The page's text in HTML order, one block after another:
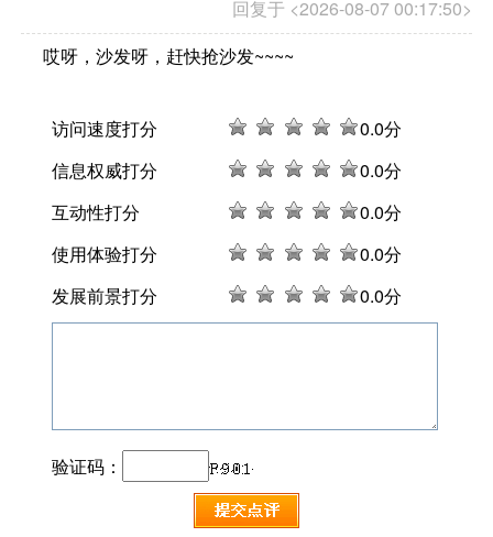
回复于 <2026-08-07 00:17:50>
哎呀，沙发呀，赶快抢沙发~~~~
访问速度打分 0.0分
信息权威打分
0.0分
互动性打分
0.0分
使用体验打分
0.0分
发展前景打分
0.0分
验证码：